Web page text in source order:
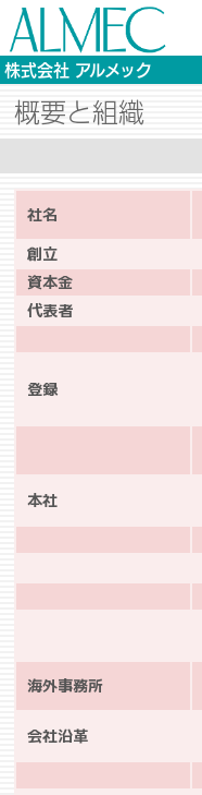
株式会社 アルメック
概要と組織
社名
創立
資本金
代表者
登録
本社
海外事務所
会社沿革